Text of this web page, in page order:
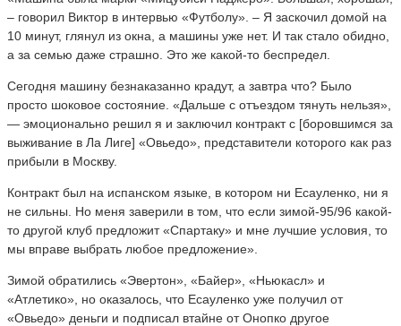
– говорил Виктор в интервью «Футболу». – Я заскочил домой на
10 минут, глянул из окна, а машины уже нет. И так стало обидно,
а за семью даже страшно. Это же какой-то беспредел.
Сегодня машину безнаказанно крадут, а завтра что? Было
просто шоковое состояние. «Дальше с отъездом тянуть нельзя»,
— эмоционально решил я и заключил контракт с [боровшимся за
выживание в Ла Лиге] «Овьедо», представители которого как раз
прибыли в Москву.
Контракт был на испанском языке, в котором ни Есауленко, ни я
не сильны. Но меня заверили в том, что если зимой-95/96 какой-
то другой клуб предложит «Спартаку» и мне лучшие условия, то
мы вправе выбрать любое предложение».
Зимой обратились «Эвертон», «Байер», «Ньюкасл» и
«Атлетико», но оказалось, что Есауленко уже получил от
«Овьедо» деньги и подписал втайне от Онопко другое